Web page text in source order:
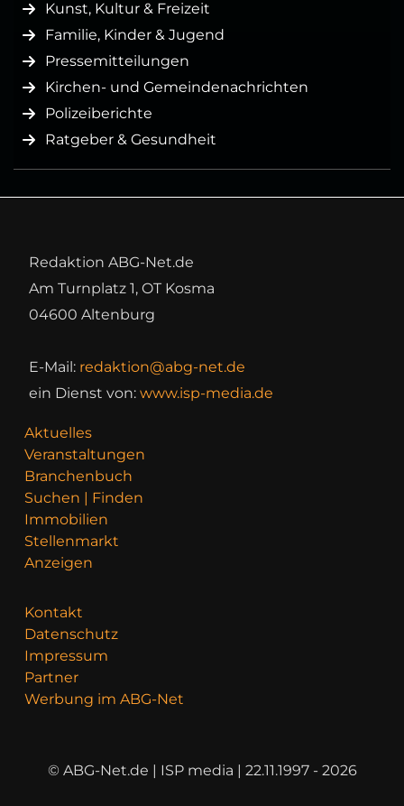
Kunst, Kultur & Freizeit
Familie, Kinder & Jugend
Pressemitteilungen
Kirchen- und Gemeindenachrichten
Polizeiberichte
Ratgeber & Gesundheit
Redaktion ABG-Net.de
Am Turnplatz 1, OT Kosma
04600 Altenburg
E-Mail: redaktion@abg-net.de
ein Dienst von: www.isp-media.de
Aktuelles
Veranstaltungen
Branchenbuch
Suchen | Finden
Immobilien
Stellenmarkt
Anzeigen
Kontakt
Datenschutz
Impressum
Partner
Werbung im ABG-Net
© ABG-Net.de | ISP media | 22.11.1997 - 2026